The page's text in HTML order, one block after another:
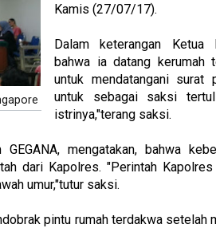
Kamis (27/07/17).
Dalam keterangan Ketua
bahwa ia datang kerumah
untuk mendatangani surat
untuk sebagai saksi
istrinya,"terang saksi.
mengatakan, bahwa
dari Kapolres. "Perintah
umur,"tutur saksi.
pintu rumah terdakwa setelah